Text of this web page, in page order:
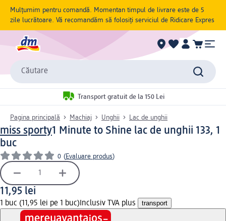
Mulțumim pentru comandă. Momentan timpul de livrare este de 5
zile lucrătoare. Vă recomandăm să folosiți serviciul de Ridicare Expres
Căutare
Transport gratuit de la 150 Lei
Pagina principală Machiaj Unghii Lac de unghii
miss sporty1 Minute to Shine lac de unghii 133, 1
buc
0 (Evaluare produs)
11,95 lei
1 buc (11,95 lei pe 1 buc) Inclusiv TVA plus transport